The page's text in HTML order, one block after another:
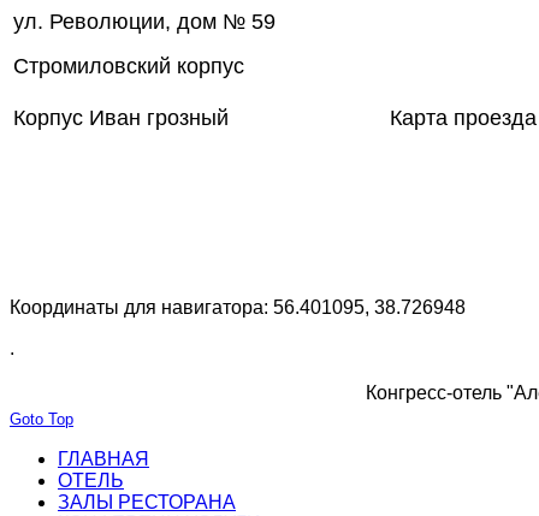
ул. Революции, дом № 59
Стромиловский корпус
Корпус Иван грозный Карта
Координаты для навигатора: 56.401095, 38.726948
.
Конгресс-отель
Goto Top
ГЛАВНАЯ
ОТЕЛЬ
ЗАЛЫ РЕСТОРАНА